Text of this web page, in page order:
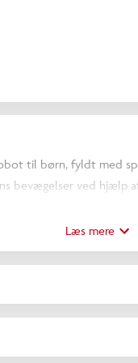
til børn, fyldt med
bevægelser ved hjælp
blast-funktion.
robot, der tilbyder
variant kan ikke
Læs mere